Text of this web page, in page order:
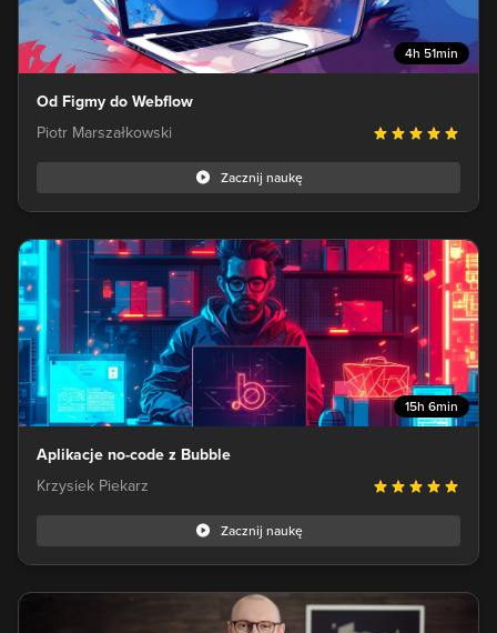
4h 51min
Od Figmy do Webflow
Piotr Marszałkowski
Zacznij naukę
15h 6min
Aplikacje no-code z Bubble
Krzysiek Piekarz
Zacznij naukę